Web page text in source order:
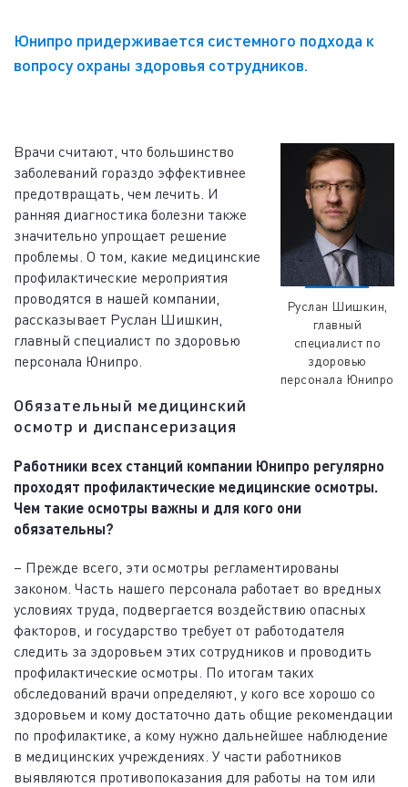
Юнипро придерживается системного подхода к
вопросу охраны здоровья сотрудников.
Руслан Шишкин,
главный
специалист по
здоровью
персонала Юнипро
Врачи считают, что большинство
заболеваний гораздо эффективнее
предотвращать, чем лечить. И
ранняя диагностика болезни также
значительно упрощает решение
проблемы. О том, какие медицинские
профилактические мероприятия
проводятся в нашей компании,
рассказывает Руслан Шишкин,
главный специалист по здоровью
персонала Юнипро.
Обязательный медицинский
осмотр и диспансеризация
Работники всех станций компании Юнипро регулярно
проходят профилактические медицинские осмотры.
Чем такие осмотры важны и для кого они
обязательны?
– Прежде всего, эти осмотры регламентированы
законом. Часть нашего персонала работает во вредных
условиях труда, подвергается воздействию опасных
факторов, и государство требует от работодателя
следить за здоровьем этих сотрудников и проводить
профилактические осмотры. По итогам таких
обследований врачи определяют, у кого все хорошо со
здоровьем и кому достаточно дать общие рекомендации
по профилактике, а кому нужно дальнейшее наблюдение
в медицинских учреждениях. У части работников
выявляются противопоказания для работы на том или